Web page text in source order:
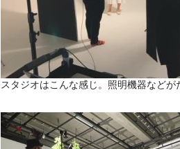
スタジオはこんな感じ。照明機器などが